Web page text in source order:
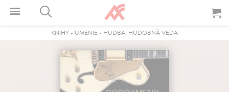
KNIHY - UMENIE - HUDBA, HUDOBNÁ VEDA